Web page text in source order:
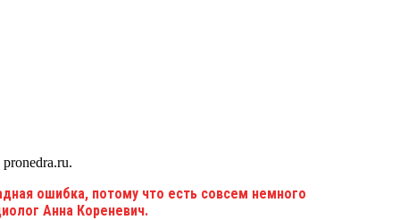
ошибка, потому что есть совсем немного
Анна Кореневич.